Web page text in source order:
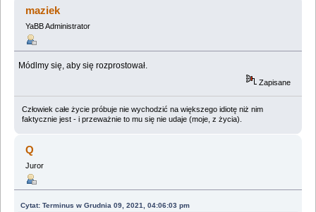
maziek
YaBB Administrator
Módlmy się, aby się rozprostował.
Zapisane
Człowiek całe życie próbuje nie wychodzić na większego idiotę niż nim
faktycznie jest - i przeważnie to mu się nie udaje (moje, z życia).
Q
Juror
Cytat: Terminus w Grudnia 09, 2021, 04:06:03 pm